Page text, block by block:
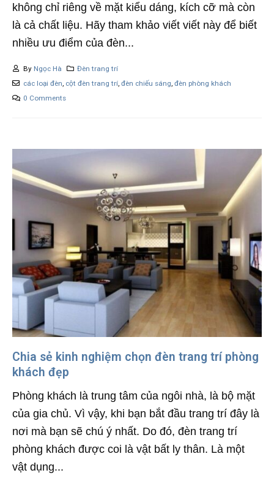
không chỉ riêng về mặt kiểu dáng, kích cỡ mà còn
là cả chất liệu. Hãy tham khảo viết viết này để biết
nhiều ưu điểm của đèn...
By Ngọc Hà
Đèn trang trí
các loại đèn, cột đèn trang trí, đèn chiếu sáng, đèn phòng khách
0 Comments
Chia sẻ kinh nghiệm chọn đèn trang trí phòng
khách đẹp
Phòng khách là trung tâm của ngôi nhà, là bộ mặt
của gia chủ. Vì vậy, khi bạn bắt đầu trang trí đây là
nơi mà bạn sẽ chú ý nhất. Do đó, đèn trang trí
phòng khách được coi là vật bất ly thân. Là một
vật dụng...